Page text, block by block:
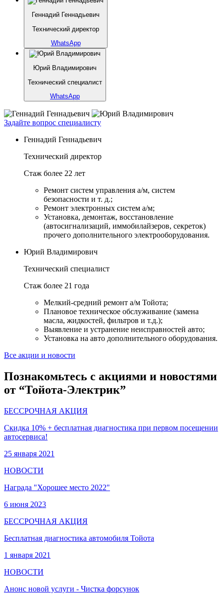
Геннадий Геннадьевич
Технический директор
WhatsApp
Юрий Владимирович
Технический специалист
WhatsApp
Задайте вопрос специалисту
Геннадий Геннадьевич
Технический директор
Стаж более 22 лет
Ремонт систем управления а/м, систем
безопасности и т. д.;
Ремонт электронных систем а/м;
Установка, демонтаж, восстановление
(автосигнализаций, иммобилайзеров, секреток)
прочего дополнительного электрооборудования.
Юрий Владимирович
Технический специалист
Стаж более 21 года
Мелкий-средний ремонт а/м Тойота;
Плановое техническое обслуживание (замена
масла, жидкостей, фильтров и т.д.);
Выявление и устранение неисправностей авто;
Установка на авто дополнительного оборудования.
Все акции и новости
Познакомьтесь с акциями и новостями
от “Тойота-Электрик”
БЕССРОЧНАЯ АКЦИЯ
Скидка 10% + бесплатная диагностика при первом посещении
автосервиса!
25 января 2021
НОВОСТИ
Награда "Хорошее место 2022"
6 июня 2023
БЕССРОЧНАЯ АКЦИЯ
Бесплатная диагностика автомобиля Тойота
1 января 2021
НОВОСТИ
Анонс новой услуги - Чистка форсунок